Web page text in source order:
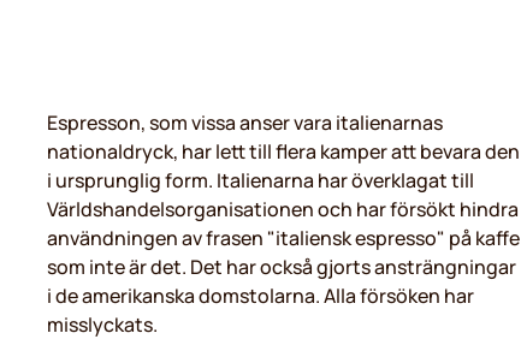
Espresson, som vissa anser vara italienarnas
nationaldryck, har lett till flera kamper att bevara den
i ursprunglig form. Italienarna har överklagat till
Världshandelsorganisationen och har försökt hindra
användningen av frasen "italiensk espresso" på kaffe
som inte är det. Det har också gjorts ansträngningar
i de amerikanska domstolarna. Alla försöken har
misslyckats.